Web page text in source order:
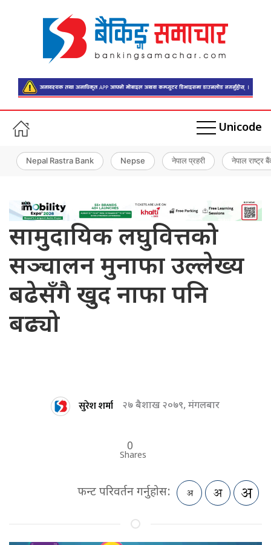
Unicode
Nepal Rastra Bank Nepse नेपाल प्रहरी नेपाल राष्ट्र
सामुदायिक लघुवित्तको
सञ्चालन मुनाफा उल्लेख्य
बढेसँगै खुद नाफा पनि
बढ्यो
सुरेश शर्मा २७ बैशाख २०७९, मंगलबार
0
Shares
फन्ट परिवर्तन गर्नुहोस: